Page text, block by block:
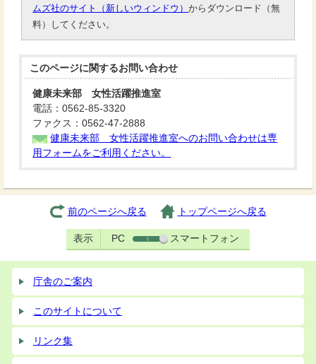
ムズ社のサイト（新しいウィンドウ）からダウンロード（無
料）してください。
このページに関するお問い合わせ
健康未来部 女性活躍推進室
電話：0562-85-3320
ファクス：0562-47-2888
健康未来部 女性活躍推進室へのお問い合わせは専
用フォームをご利用ください。
前のページへ戻る トップページへ戻る
表示 PC スマートフォン
庁舎のご案内
このサイトについて
リンク集